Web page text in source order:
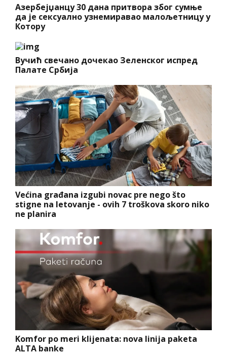
Азербејџанцу 30 дана притвора због сумње
да је сексуално узнемиравао малољетницу у
Котору
Вучић свечано дочекао Зеленског испред
Палате Србија
Većina građana izgubi novac pre nego što
stigne na letovanje - ovih 7 troškova skoro niko
ne planira
Komfor po meri klijenata: nova linija paketa
ALTA banke